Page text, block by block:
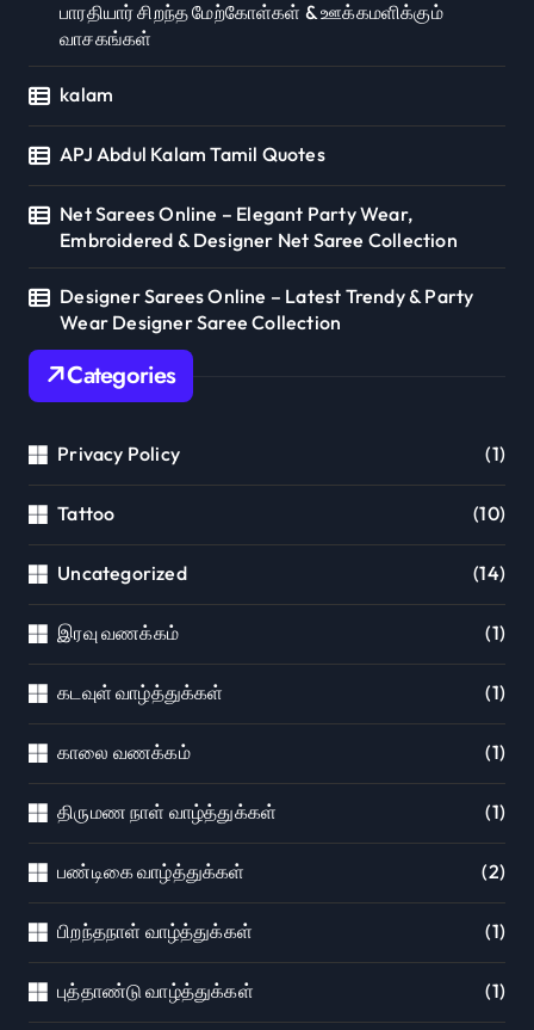
பாரதியார் சிறந்த மேற்கோள்கள் & ஊக்கமளிக்கும்
வாசகங்கள்
kalam
APJ Abdul Kalam Tamil Quotes
Net Sarees Online – Elegant Party Wear,
Embroidered & Designer Net Saree Collection
Designer Sarees Online – Latest Trendy & Party
Wear Designer Saree Collection
Categories
Privacy Policy (1)
Tattoo (10)
Uncategorized (14)
இரவு வணக்கம் (1)
கடவுள் வாழ்த்துக்கள் (1)
காலை வணக்கம் (1)
திருமண நாள் வாழ்த்துக்கள் (1)
பண்டிகை வாழ்த்துக்கள் (2)
பிறந்தநாள் வாழ்த்துக்கள் (1)
புத்தாண்டு வாழ்த்துக்கள் (1)